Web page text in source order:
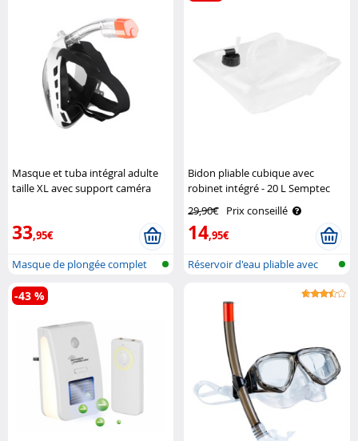
Masque et tuba intégral adulte
taille XL avec support caméra
33,95€
Masque de plongée complet
avec tuba..
Bidon pliable cubique avec
robinet intégré - 20 L Semptec
29,90€ Prix conseillé
14,95€
Réservoir d'eau pliable avec
-43 %